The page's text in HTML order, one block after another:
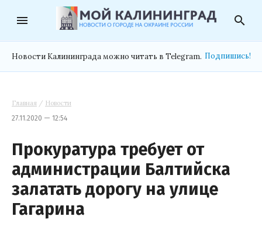
menu search
Новости Калининграда можно читать в Telegram. Подпишись!
Главная / Новости
27.11.2020 — 12:54
Прокуратура требует от
администрации Балтийска
залатать дорогу на улице
Гагарина